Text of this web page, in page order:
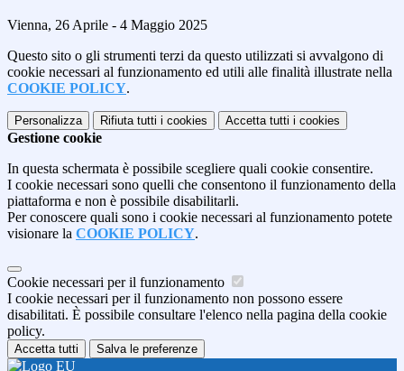
Vienna, 26 Aprile - 4 Maggio 2025
Questo sito o gli strumenti terzi da questo utilizzati si avvalgono di
cookie necessari al funzionamento ed utili alle finalità illustrate nella
COOKIE POLICY.
Personalizza Rifiuta tutti i cookies Accetta tutti i cookies
Gestione cookie
In questa schermata è possibile scegliere quali cookie consentire.
I cookie necessari sono quelli che consentono il funzionamento della
piattaforma e non è possibile disabilitarli.
Per conoscere quali sono i cookie necessari al funzionamento potete
visionare la COOKIE POLICY.
Cookie necessari per il funzionamento
I cookie necessari per il funzionamento non possono essere
disabilitati. È possibile consultare l'elenco nella pagina della cookie
policy.
Accetta tutti Salva le preferenze